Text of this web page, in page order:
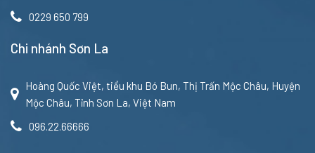
0229 650 799
Chi nhánh Sơn La
Hoàng Quốc Việt, tiểu khu Bó Bun, Thị Trấn Mộc Châu, Huyện
Mộc Châu, Tỉnh Sơn La, Việt Nam
096.22.66666